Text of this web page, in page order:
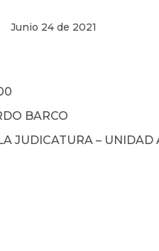
BARCO
JUDICATURA – UNIDAD